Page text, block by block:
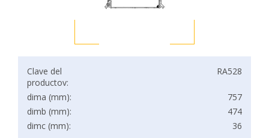
Clave del
productov:
RA528
dima (mm):
757
dimb (mm):
474
dimc (mm):
36